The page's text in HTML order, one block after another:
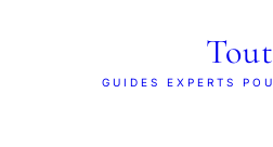
GUIDES EXPERTS